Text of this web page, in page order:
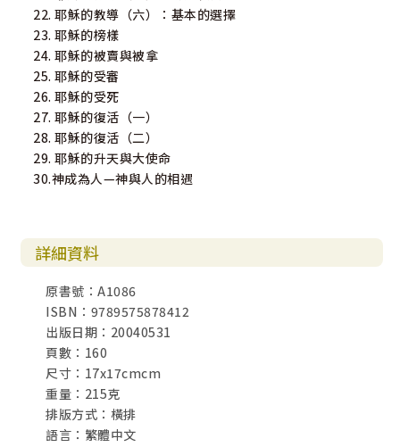
22. 耶穌的教導（六）：基本的選擇
23. 耶穌的榜樣
24. 耶穌的被賣與被拿
25. 耶穌的受審
26. 耶穌的受死
27. 耶穌的復活（一）
28. 耶穌的復活（二）
29. 耶穌的升天與大使命
30.神成為人—神與人的相遇
詳細資料
原書號：A1086
ISBN：9789575878412
出版日期：20040531
頁數：160
尺寸：17x17cmcm
重量：215克
排版方式：橫排
語言：繁體中文